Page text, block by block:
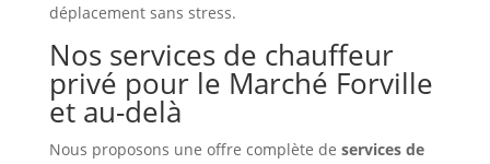
déplacement sans stress.
Nos services de chauffeur
privé pour le Marché Forville
et au-delà
Nous proposons une offre complète de services de